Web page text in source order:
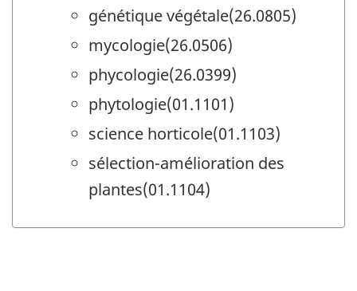
génétique végétale(26.0805)
mycologie(26.0506)
phycologie(26.0399)
phytologie(01.1101)
science horticole(01.1103)
sélection-amélioration des
plantes(01.1104)